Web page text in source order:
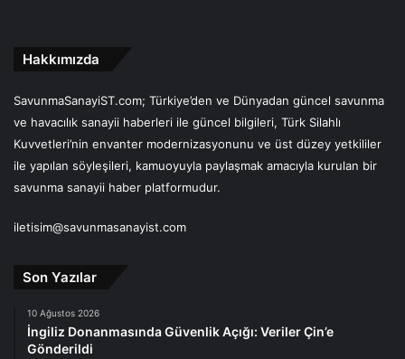
Hakkımızda
SavunmaSanayiST.com; Türkiye’den ve Dünyadan güncel savunma
ve havacılık sanayii haberleri ile güncel bilgileri, Türk Silahlı
Kuvvetleri’nin envanter modernizasyonunu ve üst düzey yetkililer
ile yapılan söyleşileri, kamuoyuyla paylaşmak amacıyla kurulan bir
savunma sanayii haber platformudur.
iletisim@savunmasanayist.com
Son Yazılar
10 Ağustos 2026
İngiliz Donanmasında Güvenlik Açığı: Veriler Çin’e
Gönderildi